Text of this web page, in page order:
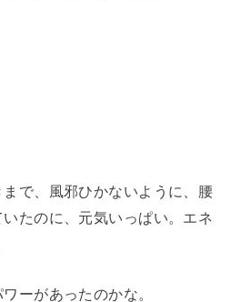
で、風邪ひかないように、腰
たのに、元気いっぱい。エネ
ーがあったのかな。